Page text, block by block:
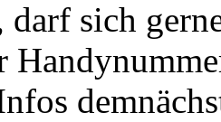
darf sich